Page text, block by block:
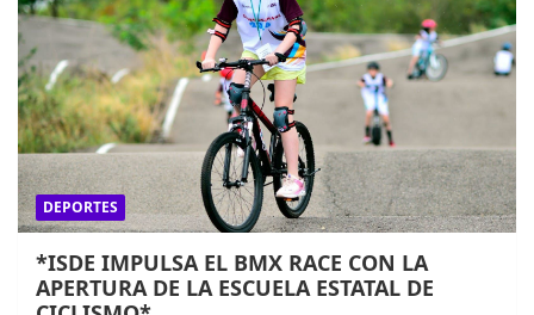
DEPORTES
*ISDE IMPULSA EL BMX RACE CON LA
APERTURA DE LA ESCUELA ESTATAL DE